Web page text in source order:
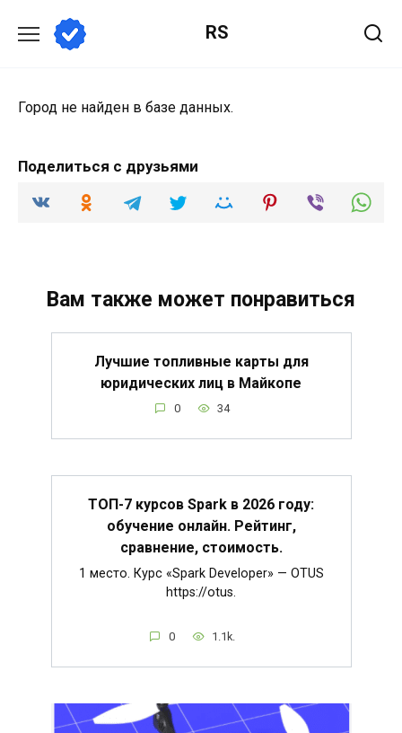
содержанию
RS
Город не найден в базе данных.
Поделиться с друзьями
Вам также может понравиться
Лучшие топливные карты для
юридических лиц в Майкопе
0 34
ТОП-7 курсов Spark в 2026 году:
обучение онлайн. Рейтинг,
сравнение, стоимость.
1 место. Курс «Spark Developer» — OTUS
https://otus.
0 1.1k.